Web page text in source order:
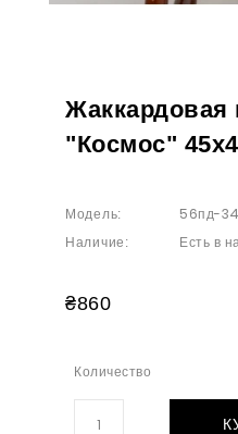
Жаккардовая
"Космос"
Модель: 56пд-
Наличие: Есть в
₴860
Количество